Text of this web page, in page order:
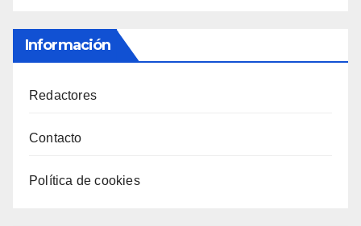
Información
Redactores
Contacto
Política de cookies